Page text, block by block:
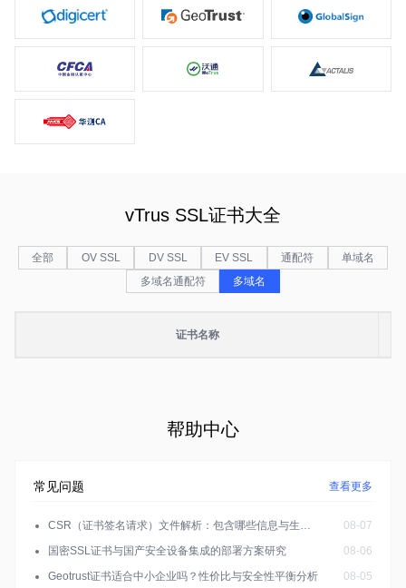
vTrus SSL证书大全
全部 OV SSL DV SSL EV SSL 通配符
单域名
多域名通配符
多域名
证书名称
帮助中心
常见问题 查看更多
CSR（证书签名请求）文件解析：包含哪些信息与生成规范
08-07
国密SSL证书与国产安全设备集成的部署方案研究
08-06
Geotrust证书适合中小企业吗？性价比与安全性平衡分析
08-05